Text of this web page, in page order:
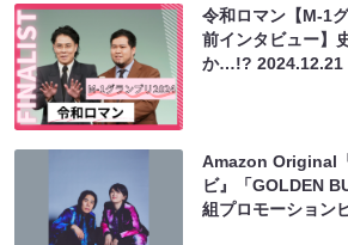
令和ロマン【M-1
前インタビュー】
か…!?2024.12.21
Amazon Original
ビ』「GOLDEN
組プロモーション